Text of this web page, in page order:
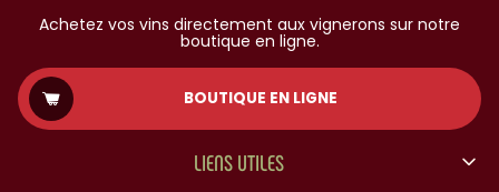
Achetez vos vins directement aux vignerons sur notre
boutique en ligne.
BOUTIQUE EN LIGNE
LIENS UTILES